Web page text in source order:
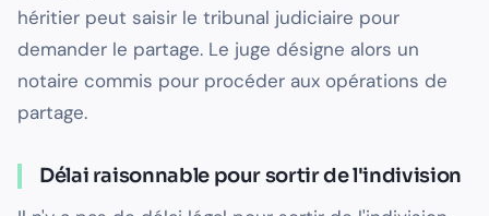
héritier peut saisir le tribunal judiciaire pour
demander le partage. Le juge désigne alors un
notaire commis pour procéder aux opérations de
partage.
Délai raisonnable pour sortir de l'indivision